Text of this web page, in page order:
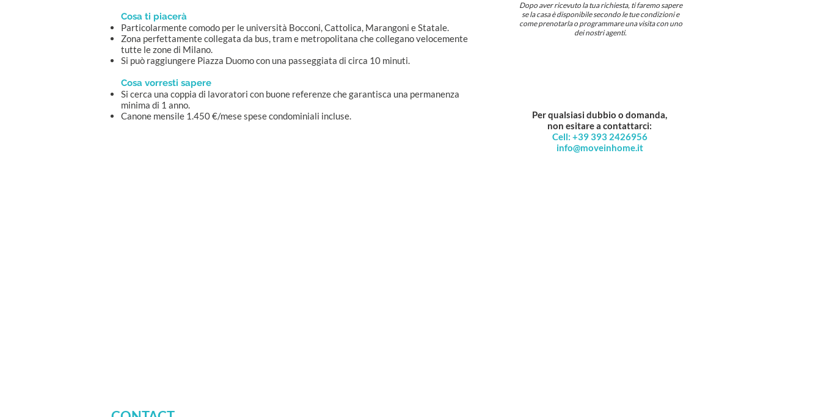
Cosa ti piacerà
Particolarmente comodo per le università Bocconi, Cattolica, Marangoni e Statale.
Zona perfettamente collegata da bus, tram e metropolitana che collegano velocemente
tutte le zone di Milano.
Si può raggiungere Piazza Duomo con una passeggiata di circa 10 minuti.
Cosa vorresti sapere
Si cerca una coppia di lavoratori con buone referenze che garantisca una permanenza
minima di 1 anno.
Canone mensile 1.450 €/mese spese condominiali incluse.
Dopo aver ricevuto la tua richiesta, ti faremo sapere
se la casa è disponibile secondo le tue condizioni e
come prenotarla o programmare una visita con uno
dei nostri agenti.
Per qualsiasi dubbio o domanda,
non esitare a contattarci:
Cell: +39 393 2426956
info@moveinhome.it